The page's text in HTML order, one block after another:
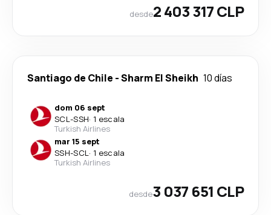
desde2 403 317 CLP
Santiago de Chile -Sharm El Sheikh 10 días
dom 06 sept
SCL-SSH· 1 escala
Turkish Airlines
mar 15 sept
SSH-SCL· 1 escala
Turkish Airlines
desde3 037 651 CLP